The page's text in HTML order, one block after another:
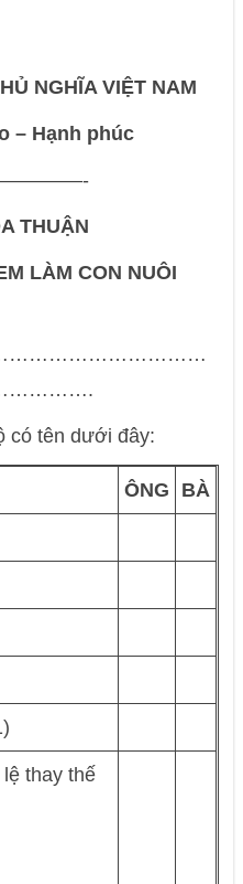
NGHĨA VIỆT NAM
– Hạnh phúc
THUẬN
LÀM CON NUÔI
có tên dưới đây:
ÔNG BÀ
thay thế